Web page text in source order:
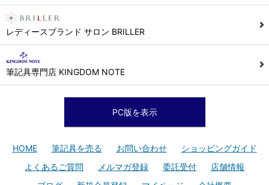
レディースブランド サロン BRILLER
筆記具専門店 KINGDOM NOTE
PC版を表示
HOME 筆記具を売る お問い合わせ
ショッピングガイド
よくあるご質問
メルマガ登録 委託受付
店舗情報